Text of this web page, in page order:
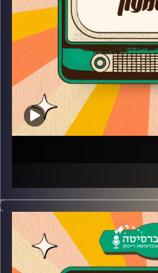
והמדבב- יובל סגל!
שיועד להיות רק שלושה
בסדרה, על זכייתו בפרס
– כראמל ועל התפקיד